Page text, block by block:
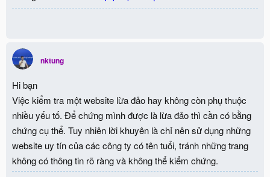
nktung
Hi bạn
Việc kiểm tra một website lừa đảo hay không còn phụ thuộc
nhiều yếu tố. Để chứng mình được là lừa đảo thì cần có bằng
chứng cụ thể. Tuy nhiên lời khuyên là chỉ nên sử dụng những
website uy tín của các công ty có tên tuổi, tránh những trang
không có thông tin rõ ràng và không thể kiểm chứng.